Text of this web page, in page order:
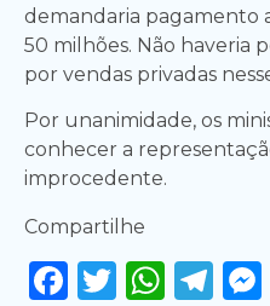
demandaria pagamento
50 milhões. Não haveria
por vendas privadas
Por unanimidade, os
conhecer a
improcedente.
Compartilhe
Facebook
Twitter